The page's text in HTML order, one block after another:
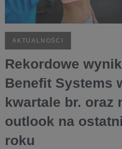
AKTUALNOŚCI
Rekordowe
Benefit Systems
kwartale br. oraz
outlook na
roku